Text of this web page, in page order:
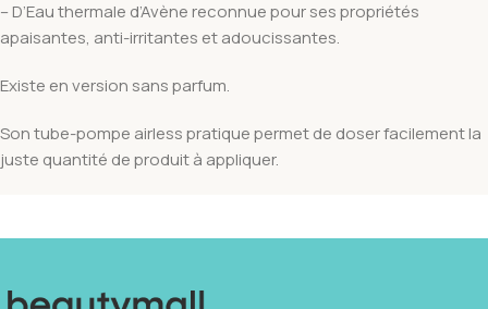
– D’Eau thermale d’Avène reconnue pour ses propriétés
apaisantes, anti-irritantes et adoucissantes.
Existe en version sans parfum.
Son tube-pompe airless pratique permet de doser facilement la
juste quantité de produit à appliquer.